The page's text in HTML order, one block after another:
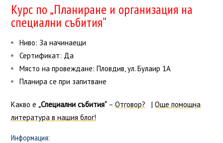
Курс по „Планиране и организация на
специални събития“
Ниво: За начинаещи
Сертификат: Да
Място на провеждане: Пловдив, ул. Булаир 1А
Планира се при запитване
Какво е „Специални събития“ –Отговор? |Oще помощна
литература в нашия блог!
Информация: